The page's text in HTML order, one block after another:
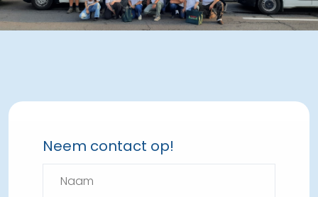
Neem contact op!